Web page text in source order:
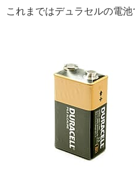
これまではデュラセルの電池